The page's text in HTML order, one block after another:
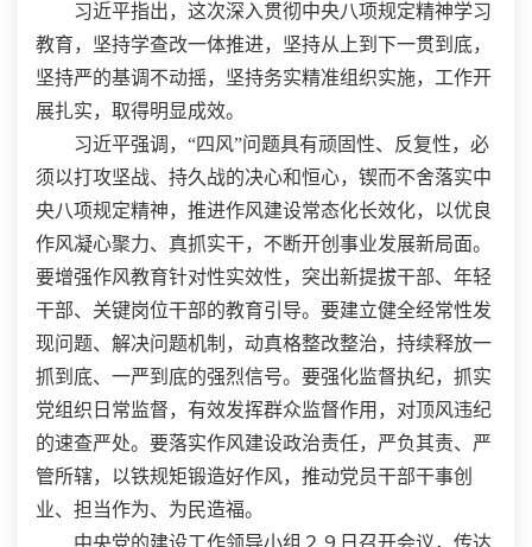
习近平指出，这次深入贯彻中央八项规定精神学习
教育，坚持学查改一体推进，坚持从上到下一贯到底，
坚持严的基调不动摇，坚持务实精准组织实施，工作开
展扎实，取得明显成效。
习近平强调，“四风”问题具有顽固性、反复性，必
须以打攻坚战、持久战的决心和恒心，锲而不舍落实中
央八项规定精神，推进作风建设常态化长效化，以优良
作风凝心聚力、真抓实干，不断开创事业发展新局面。
要增强作风教育针对性实效性，突出新提拔干部、年轻
干部、关键岗位干部的教育引导。要建立健全经常性发
现问题、解决问题机制，动真格整改整治，持续释放一
抓到底、一严到底的强烈信号。要强化监督执纪，抓实
党组织日常监督，有效发挥群众监督作用，对顶风违纪
的速查严处。要落实作风建设政治责任，严负其责、严
管所辖，以铁规矩锻造好作风，推动党员干部干事创
业、担当作为、为民造福。
中央党的建设工作领导小组２９日召开会议，传达